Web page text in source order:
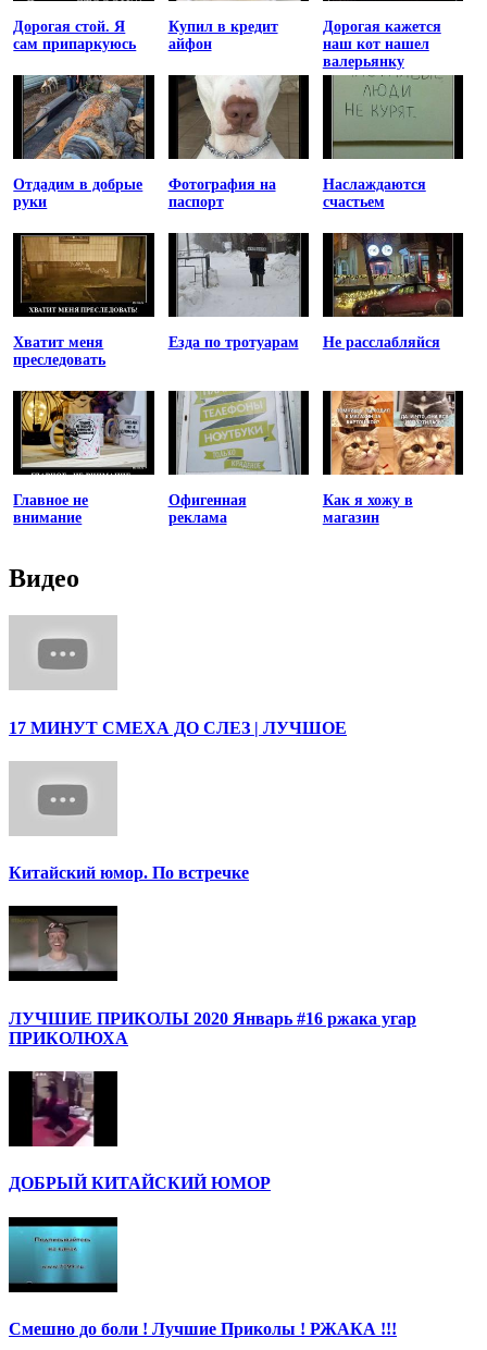
Дорогая стой. Я
сам припаркуюсь
Купил в кредит
айфон
Дорогая кажется
наш кот нашел
валерьянку
Отдадим в добрые
руки
Фотография на
паспорт
Наслаждаются
счастьем
Хватит меня
преследовать
Езда по тротуарам Не расслабляйся
Главное не
внимание
Офигенная
реклама
Как я хожу в
магазин
Видео
17 МИНУТ СМЕХА ДО СЛЕЗ | ЛУЧШОЕ
Китайский юмор. По встречке
ЛУЧШИЕ ПРИКОЛЫ 2020 Январь #16 ржака угар
ПРИКОЛЮХА
ДОБРЫЙ КИТАЙСКИЙ ЮМОР
Смешно до боли ! Лучшие Приколы ! РЖАКА !!!